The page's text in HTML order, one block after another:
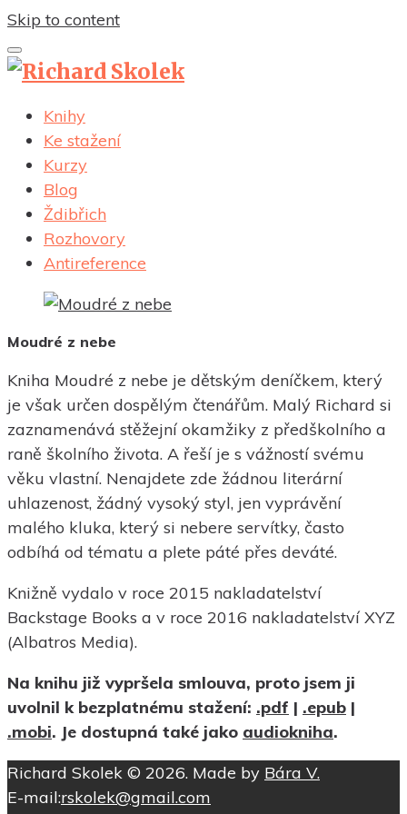
Skip to content
Knihy
Ke stažení
Kurzy
Blog
Ždibřich
Rozhovory
Antireference
Moudré z nebe
Kniha Moudré z nebe je dětským deníčkem, který
je však určen dospělým čtenářům. Malý Richard si
zaznamenává stěžejní okamžiky z předškolního a
raně školního života. A řeší je s vážností svému
věku vlastní. Nenajdete zde žádnou literární
uhlazenost, žádný vysoký styl, jen vyprávění
malého kluka, který si nebere servítky, často
odbíhá od tématu a plete páté přes deváté.
Knižně vydalo v roce 2015 nakladatelství
Backstage Books a v roce 2016 nakladatelství XYZ
(Albatros Media).
Na knihu již vypršela smlouva, proto jsem ji
uvolnil k bezplatnému stažení: .pdf | .epub |
.mobi. Je dostupná také jako audiokniha.
Richard Skolek © 2026. Made by Bára V.
E-mail:rskolek@gmail.com